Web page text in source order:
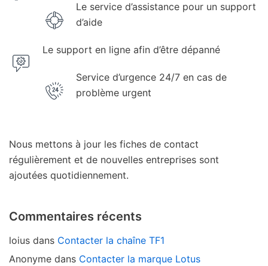
Le service d’assistance pour un support
d’aide
Le support en ligne afin d’être dépanné
Service d’urgence 24/7 en cas de
problème urgent
Nous mettons à jour les fiches de contact
régulièrement et de nouvelles entreprises sont
ajoutées quotidiennement.
Commentaires récents
loius dans Contacter la chaîne TF1
Anonyme dans Contacter la marque Lotus